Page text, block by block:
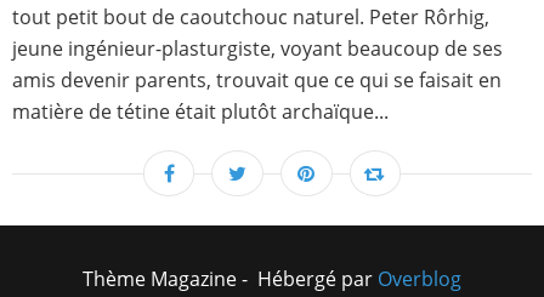
tout petit bout de caoutchouc naturel. Peter Rôrhig,
jeune ingénieur-plasturgiste, voyant beaucoup de ses
amis devenir parents, trouvait que ce qui se faisait en
matière de tétine était plutôt archaïque...
Thème Magazine - Hébergé par Overblog